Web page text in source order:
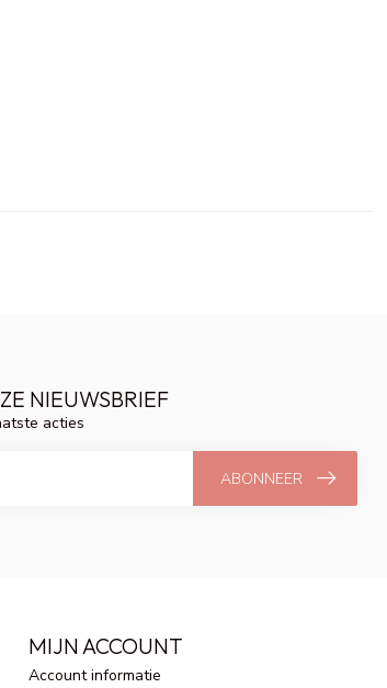
NIEUWSBRIEF
acties
ABONNEER
MIJN ACCOUNT
Account informatie